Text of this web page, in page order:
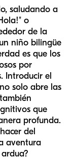
saludando a
o
de la
niño bilingüe
es que los
por
Introducir el
solo abre las
que
profunda.
del
aventura